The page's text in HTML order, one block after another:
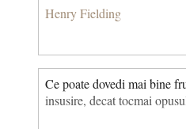
Henry Fielding
Ce poate dovedi mai bine
insusire, decat tocmai